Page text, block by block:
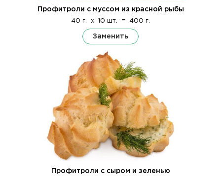
Профитроли с муссом из красной рыбы
40 г. x 10 шт. = 400 г.
Заменить
Профитроли с сыром и зеленью